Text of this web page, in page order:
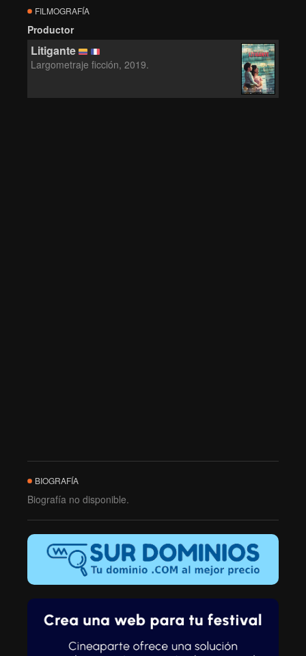
FILMOGRAFÍA
Productor
Litigante
Largometraje ficción, 2019.
BIOGRAFÍA
Biografía no disponible.